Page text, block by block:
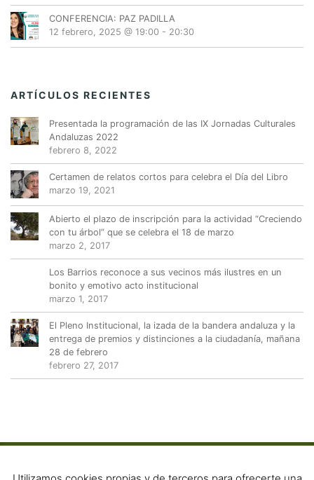
CONFERENCIA: PAZ PADILLA
12 febrero, 2025 @ 19:00 - 20:30
ARTÍCULOS RECIENTES
Presentada la programación de las IX Jornadas Culturales
Andaluzas 2022
febrero 8, 2022
Certamen de relatos cortos para celebra el Día del Libro
marzo 19, 2021
Abierto el plazo de inscripción para la actividad “Creciendo
con tu árbol” que se celebra el 18 de marzo
marzo 2, 2017
Los Barrios reconoce a sus vecinos más ilustres en un
bonito y emotivo acto institucional
marzo 1, 2017
El Pleno Institucional, la izada de la bandera andaluza y la
entrega de premios y distinciones a la ciudadanía, mañana
28 de febrero
febrero 27, 2017